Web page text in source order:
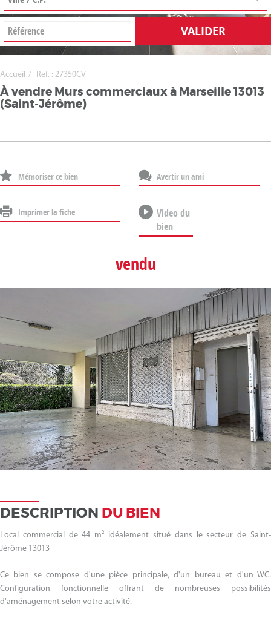
VALIDER
Accueil Ref. : 27350CV
À vendre Murs commerciaux à Marseille 13013
(Saint-Jérôme)
Mémoriser ce bien Avertir un ami
Imprimer la fiche
Video du
bien
vendu
DESCRIPTION DU BIEN
Local commercial de 44 m² idéalement situé dans le secteur de Saint-
Jérôme 13013
Ce bien se compose d'une pièce principale, d'un bureau et d'un WC.
Configuration fonctionnelle offrant de nombreuses possibilités
d'aménagement selon votre activité.